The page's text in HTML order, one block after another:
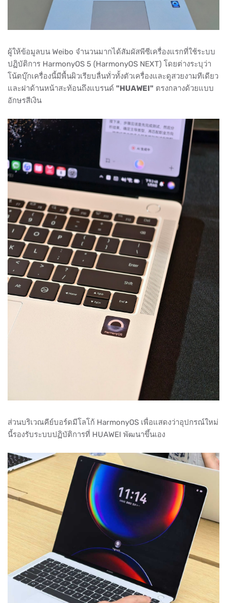
ผู้ให้ข้อมูลบน Weibo จำนวนมากได้สัมผัสพีซีเครื่องแรกที่ใช้ระบบ
ปฏิบัติการ HarmonyOS 5 (HarmonyOS NEXT) โดยต่างระบุว่า
โน้ตบุ๊กเครื่องนี้มีพื้นผิวเรียบลื่นทั่วทั้งตัวเครื่องและดูสวยงามทีเดียว
และฝาด้านหน้าสะท้อนถึงแบรนด์ "HUAWEI" ตรงกลางด้วยแบบ
อักษรสีเงิน
ส่วนบริเวณคีย์บอร์ดมีโลโก้ HarmonyOS เพื่อแสดงว่าอุปกรณ์ใหม่
นี้รองรับระบบปฏิบัติการที่ HUAWEI พัฒนาขึ้นเอง